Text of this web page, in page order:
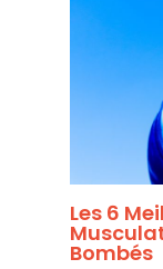
Les 6
Bombés